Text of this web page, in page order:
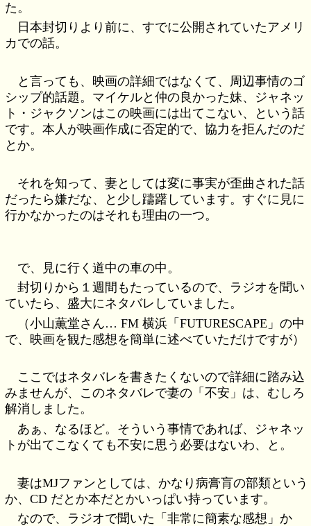
た。
日本封切りより前に、すでに公開されていたアメリ
カでの話。
と言っても、映画の詳細ではなくて、周辺事情のゴ
シップ的話題。マイケルと仲の良かった妹、ジャネッ
ト・ジャクソンはこの映画には出てこない、という話
です。本人が映画作成に否定的で、協力を拒んだのだ
とか。
それを知って、妻としては変に事実が歪曲された話
だったら嫌だな、と少し躊躇しています。すぐに見に
行かなかったのはそれも理由の一つ。
で、見に行く道中の車の中。
封切りから１週間もたっているので、ラジオを聞い
ていたら、盛大にネタバレしていました。
（小山薫堂さん… FM 横浜「FUTURESCAPE」の中
で、映画を観た感想を簡単に述べていただけですが）
ここではネタバレを書きたくないので詳細に踏み込
みませんが、このネタバレで妻の「不安」は、むしろ
解消しました。
あぁ、なるほど。そういう事情であれば、ジャネッ
トが出てこなくても不安に思う必要はないわ、と。
妻はMJファンとしては、かなり病膏肓の部類という
か、CD だとか本だとかいっぱい持っています。
なので、ラジオで聞いた「非常に簡素な感想」か